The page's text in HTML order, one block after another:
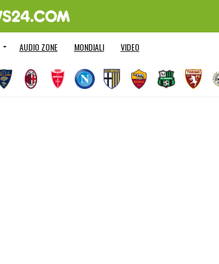
AUDIO ZONE MONDIALI VIDEO